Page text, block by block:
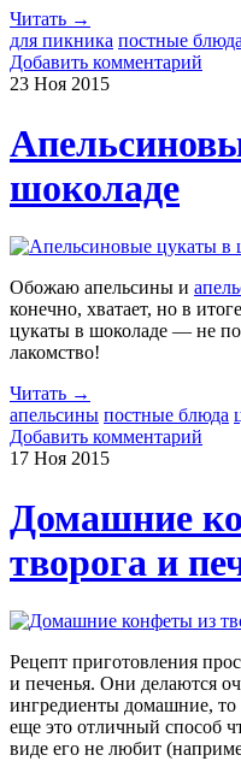
Читать →
для пикника постные блюда
Добавить комментарий
23 Ноя 2015
шоколаде
Обожаю апельсины и
конечно, хватает, но в
цукаты в шоколаде — не
лакомство!
Читать →
апельсины постные блюда
Добавить комментарий
17 Ноя 2015
Домашние
творога и
Рецепт приготовления
и печенья. Они делаются
ингредиенты домашние,
еще это отличный способ
виде его не любит